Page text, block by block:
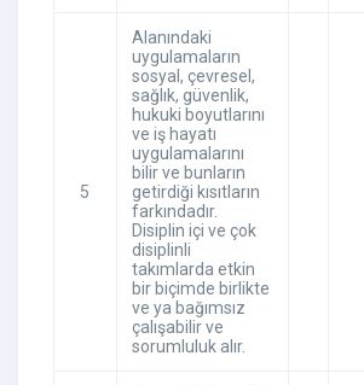
5
Alanındaki
uygulamaların
sosyal, çevresel,
sağlık, güvenlik,
hukuki boyutlarını
ve iş hayatı
uygulamalarını
bilir ve bunların
getirdiği kısıtların
farkındadır.
Disiplin içi ve çok
disiplinli
takımlarda etkin
bir biçimde birlikte
ve ya bağımsız
çalışabilir ve
sorumluluk alır.